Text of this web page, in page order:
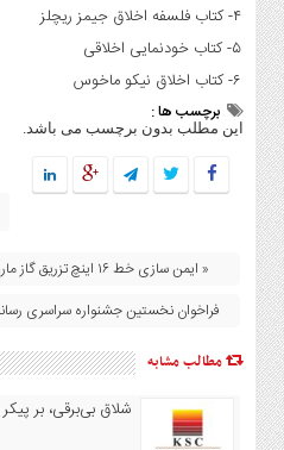
۴- کتاب فلسفه اخلاق جیمز ریچلز
۵- کتاب خودنمایی اخلاقی
۶- کتاب اخلاق نیکو ماخوس
برچسب ها :
این مطلب بدون برچسب می باشد.
« ایمن سازی خط ۱۶ اینچ تزریق گاز مارون در پی حادثه نشت و آتش‌سوزی
فراخوان نخستین جشنواره سراسری
مطالب مشابه
شلاق‌ بی‌برقی، بر